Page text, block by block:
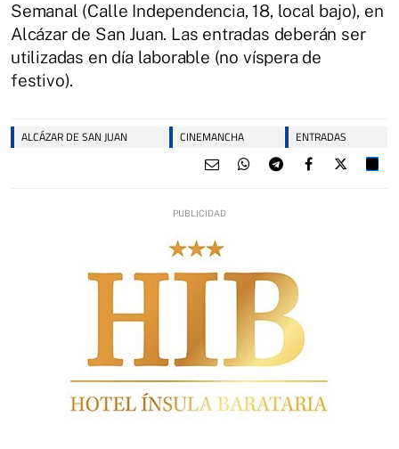
Semanal (Calle Independencia, 18, local bajo), en
Alcázar de San Juan. Las entradas deberán ser
utilizadas en día laborable (no víspera de
festivo).
ALCÁZAR DE SAN JUAN CINEMANCHA ENTRADAS